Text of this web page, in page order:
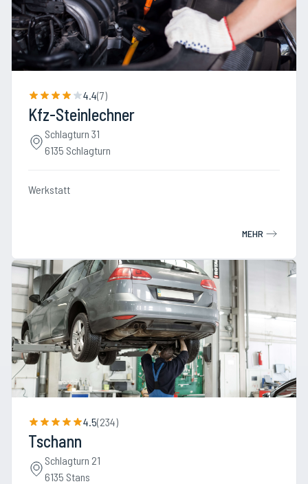
4.4(7)
Kfz-Steinlechner
Schlagturn 31
6135 Schlagturn
Werkstatt
MEHR
4.5(234)
Tschann
Schlagturn 21
6135 Stans